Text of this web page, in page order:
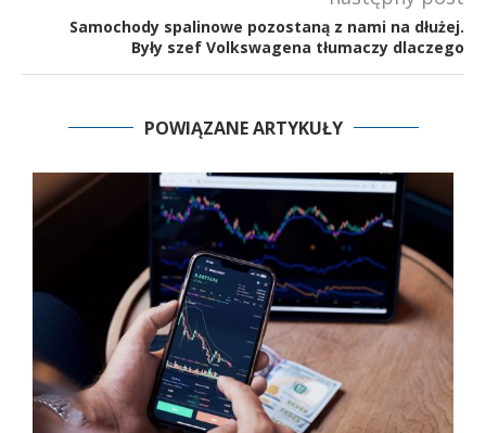
Samochody spalinowe pozostaną z nami na dłużej.
Były szef Volkswagena tłumaczy dlaczego
POWIĄZANE ARTYKUŁY